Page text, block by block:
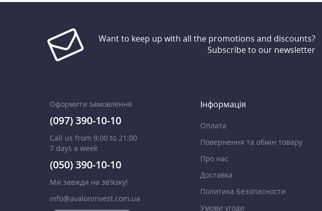
Want to keep up with all the promotions and discounts?
Subscribe to our newsletter
Оформити замовлення
(097) 390-10-10
Call us from 9:00 to 21:00
7 days a week
(050) 390-10-10
Ми завжди на зв'язку!
info@avaloninvest.com.ua
Інформація
Оплата
Повернення та обмін товару
Про нас
Доставка
Политика Безопасности
Умови угоди